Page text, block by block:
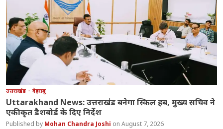
उत्तराखंड देहरादून
Uttarakhand News: उत्तराखंड बनेगा स्किल हब, मुख्य सचिव ने
एकीकृत डैशबोर्ड के दिए निर्देश
Mohan Chandra Joshi August 7, 2026